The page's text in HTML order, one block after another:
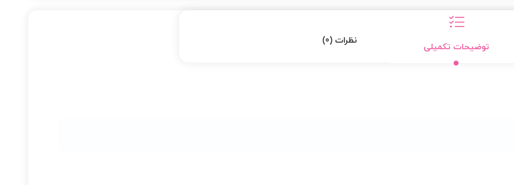
توضیحات تکمیلی
نظرات (0)